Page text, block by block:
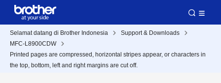
Selamat datang di Brother Indonesia
Support & Downloads
MFC-L8900CDW
Printed pages are compressed, horizontal stripes appear, or characters in
the top, bottom, left and right margins are cut off.